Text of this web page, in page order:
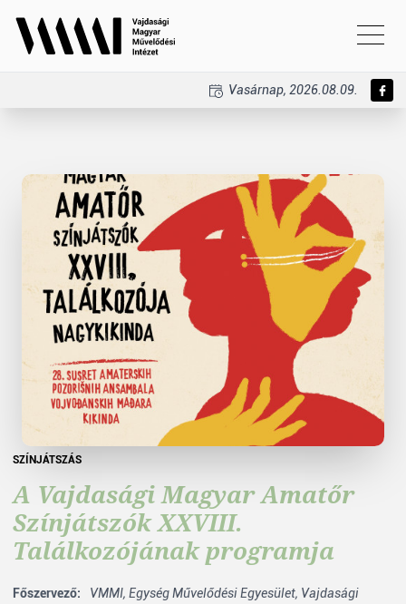
Vasárnap, 2026.08.09.
SZÍNJÁTSZÁS
A Vajdasági Magyar Amatőr
Színjátszók XXVIII.
Találkozójának programja
Főszervező: VMMI, Egység Művelődési Egyesület, Vajdasági